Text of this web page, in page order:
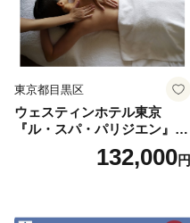
東京都目黒区
ウェスティンホテル東京
『ル・スパ・パリジエン』選
べるボディセラピー90分/1名
132,000円